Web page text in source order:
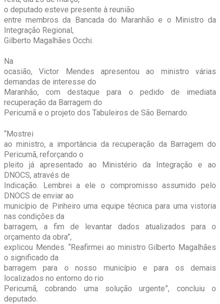
o deputado esteve presente à reunião
entre membros da Bancada do Maranhão e o Ministro da
Integração Regional,
Gilberto Magalhães Occhi.
Na
ocasião, Victor Mendes apresentou ao ministro várias
demandas de interesse do
Maranhão, com destaque para o pedido de imediata
recuperação da Barragem do
Pericumã e o projeto dos Tabuleiros de São Bernardo.
“Mostrei
ao ministro, a importância da recuperação da Barragem do
Pericumã, reforçando o
pleito já apresentado ao Ministério da Integração e ao
DNOCS, através de
Indicação. Lembrei a ele o compromisso assumido pelo
DNOCS de enviar ao
município de Pinheiro uma equipe técnica para uma vistoria
nas condições da
barragem, a fim de levantar dados atualizados para o
orçamento da obra”,
explicou Mendes. “Reafirmei ao ministro Gilberto Magalhães
o significado da
barragem para o nosso município e para os demais
localizados no entorno do rio
Pericumã, cobrando uma solução urgente”, concluiu o
deputado.